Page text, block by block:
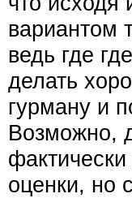
вариантом
ведь где
делать
гурману и
Возможно,
оценки, но